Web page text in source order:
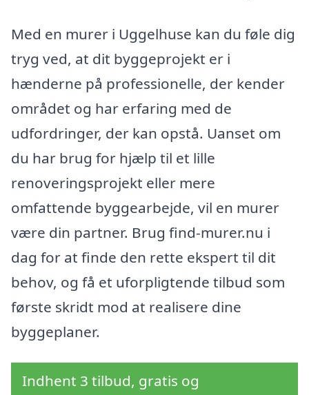
Med en murer i Uggelhuse kan du føle dig
tryg ved, at dit byggeprojekt er i
hænderne på professionelle, der kender
området og har erfaring med de
udfordringer, der kan opstå. Uanset om
du har brug for hjælp til et lille
renoveringsprojekt eller mere
omfattende byggearbejde, vil en murer
være din partner. Brug find-murer.nu i
dag for at finde den rette ekspert til dit
behov, og få et uforpligtende tilbud som
første skridt mod at realisere dine
byggeplaner.
Indhent 3 tilbud, gratis og